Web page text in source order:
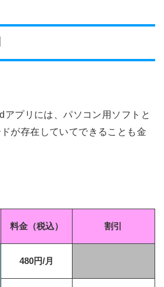
アプリには、パソコン用ソフトと
が存在していてできることも金
料金（税込） 割引
480円/月